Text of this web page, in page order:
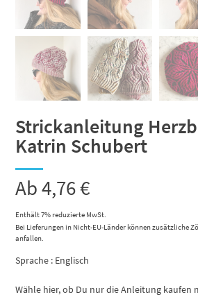
Strickanleitung
Katrin Schubert
Ab 4,76€
Enthält 7% reduzierte MwSt.
Bei Lieferungen in Nicht-EU-Länder können zusätzliche
anfallen.
Sprache : Englisch
Wähle hier, ob Du nur die Anleitung kaufen